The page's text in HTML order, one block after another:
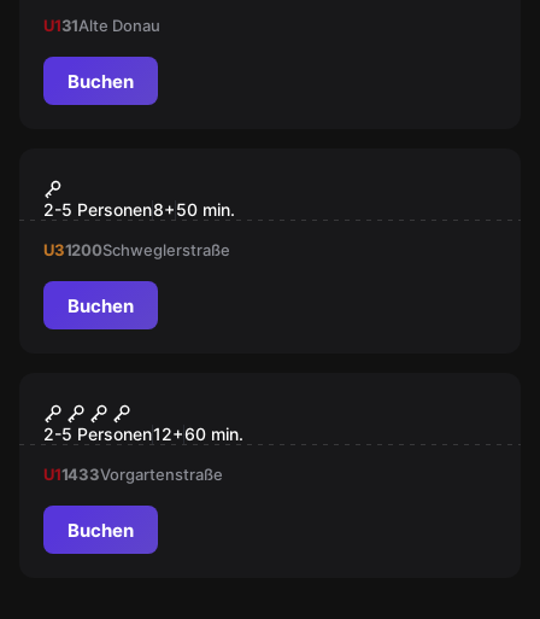
U131Alte Donau
Buchen
Kinder Virtual Reality
2-5 Personen8+50 min.
U31200Schweglerstraße
Buchen
GAMBLING JACK
2-5 Personen12+60 min.
U11433Vorgartenstraße
Buchen